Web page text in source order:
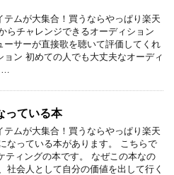
テムが大集合！買うならやっぱり楽天
らチャレンジできるオーディション
ーサーが直接歌を聴いて評価してくれ
ョン 初めての人でも大丈夫なオーディ
っている本
テムが大集合！買うならやっぱり楽天
なっている本があります。 こちらで
ティングの本です。 なぜこの本なの
社会人として自分の価値を出して行く